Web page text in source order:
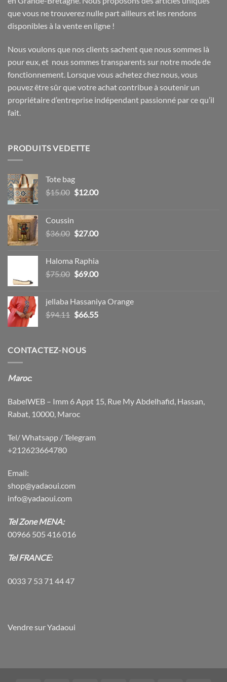
que vous ne trouverez nulle part ailleurs et les rendons
disponibles à la vente en ligne !
Nous voulons que nos clients sachent que nous sommes là
pour eux, et nous sommes transparents sur notre mode de
fonctionnement. Lorsque vous achetez chez nous, vous
pouvez être sûr que votre achat contribue à soutenir un
propriétaire d’entreprise indépendant passionné par ce qu’il
fait.
PRODUITS VEDETTE
Tote bag
$15.00 Le
était :
$15.00.
$12.00Le
$12.00.
Coussin
$36.00 Le
était :
$36.00.
$27.00Le
est :
$27.00.
Haloma Raphia
$75.00 Le
était :
$75.00.
$69.00Le
est :
$69.00.
jellaba Hassaniya Orange
$94.11 Le
était :
$66.55Le
CONTACTEZ-NOUS
Maroc:
BabelWEB – Imm 6 Appt 15, Rue My Abdelhafid, Hassan,
Rabat, 10000, Maroc
Tel/ Whatsapp / Telegram
+212623664780
Email:
shop@yadaoui.com
info@yadaoui.com
Tel Zone MENA:
00966 505 416 016
Tel FRANCE:
0033 7 53 71 44 47
Vendre sur Yadaoui